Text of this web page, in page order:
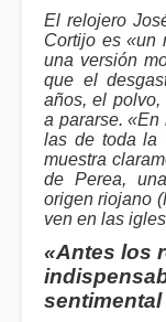
El relojero
Cortijo es «un
una versión
que el
años, el polvo,
a pararse. «En
las de toda la
muestra
de Perea,
origen riojano
ven en las
«Antes los